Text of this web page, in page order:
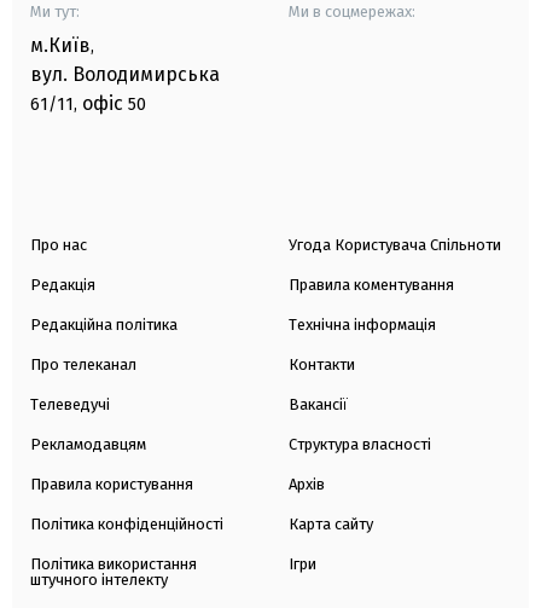
Ми тут:
м.Київ,
вул. Володимирська
61/11, офіс 50
Ми в соцмережах:
Про нас
Редакція
Редакційна політика
Про телеканал
Телеведучі
Рекламодавцям
Правила користування
Політика конфіденційності
Політика використання
штучного інтелекту
Угода Користувача Спільноти
Правила коментування
Технічна інформація
Контакти
Вакансії
Структура власності
Архів
Карта сайту
Ігри